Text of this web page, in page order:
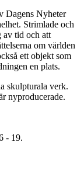
Dagens Nyheter
Strimlade och
tid och att
om världen
ett objekt som
en plats.
skulpturala verk.
nyproducerade.
- 19.